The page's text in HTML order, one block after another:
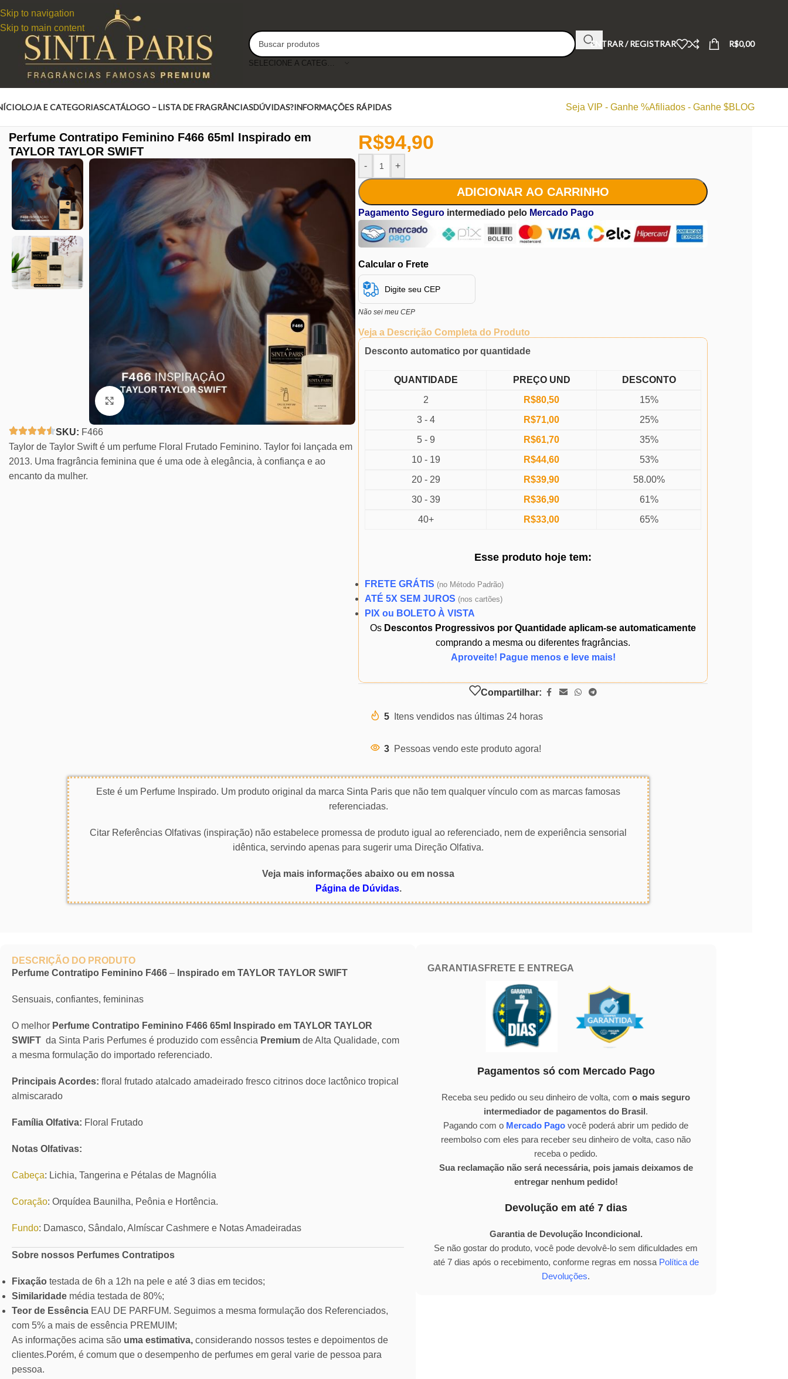
Skip to navigation
Skip to main content
SELECIONE A CATEGORIA
ENTRAR / REGISTRAR R$0,00
LOJA E CATEGORIASCATÁLOGO – LISTA DE FRAGRÂNCIASDÚVIDAS?INFORMAÇÕES RÁPIDAS Seja VIP - Ganhe %Afiliados - Ganhe $BLOG
Perfume Contratipo Feminino F466 65ml Inspirado em
TAYLOR TAYLOR SWIFT
Clique para ampliar
SKU: F466
Taylor de Taylor Swift é um perfume Floral Frutado Feminino. Taylor foi lançada em
2013. Uma fragrância feminina que é uma ode à elegância, à confiança e ao
encanto da mulher.
R$94,90
- +
ADICIONAR AO CARRINHO
Pagamento Seguro intermediado pelo Mercado Pago
Calcular o Frete
Não sei meu CEP
Veja a Descrição Completa do Produto
Desconto automatico por quantidade
QUANTIDADE PREÇO UND
DESCONTO
2
R$80,50
15%
3 - 4
R$71,00
25%
5 - 9
R$61,70
35%
10 - 19
R$44,60
53%
20 - 29
R$39,90
58.00%
30 - 39
R$36,90
61%
40+
R$33,00 65%
Esse produto hoje tem:
FRETE GRÁTIS (no Método Padrão)
ATÉ 5X SEM JUROS (nos cartões)
PIX ou BOLETO À VISTA
Os Descontos Progressivos por Quantidade aplicam-se automaticamente
comprando a mesma ou diferentes fragrâncias.
Aproveite! Pague menos e leve mais!
Compartilhar:
5 Itens vendidos nas últimas 24 horas
3 Pessoas vendo este produto agora!
Este é um Perfume Inspirado. Um produto original da marca Sinta Paris que não tem qualquer vínculo com as marcas famosas
referenciadas.
Citar Referências Olfativas (inspiração) não estabelece promessa de produto igual ao referenciado, nem de experiência sensorial
idêntica, servindo apenas para sugerir uma Direção Olfativa.
Veja mais informações abaixo ou em nossa
Página de Dúvidas.
DESCRIÇÃO DO PRODUTO
Perfume Contratipo Feminino F466 – Inspirado em TAYLOR TAYLOR SWIFT
Sensuais, confiantes, femininas
O melhor Perfume Contratipo Feminino F466 65ml Inspirado em TAYLOR TAYLOR
SWIFT da Sinta Paris Perfumes é produzido com essência Premium de Alta Qualidade, com
a mesma formulação do importado referenciado.
Principais Acordes: floral frutado atalcado amadeirado fresco citrinos doce lactônico tropical
almiscarado
Família Olfativa: Floral Frutado
Notas Olfativas:
Cabeça: Lichia, Tangerina e Pétalas de Magnólia
Coração: Orquídea Baunilha, Peônia e Hortência.
Fundo: Damasco, Sândalo, Almíscar Cashmere e Notas Amadeiradas
Sobre nossos Perfumes Contratipos
Fixação testada de 6h a 12h na pele e até 3 dias em tecidos;
Similaridade média testada de 80%;
Teor de Essência EAU DE PARFUM. Seguimos a mesma formulação dos Referenciados,
com 5% a mais de essência PREMUIM;
As informações acima são uma estimativa, considerando nossos testes e depoimentos de
clientes.Porém, é comum que o desempenho de perfumes em geral varie de pessoa para
pessoa.
GARANTIAS FRETE E ENTREGA
Pagamentos só com Mercado Pago
Receba seu pedido ou seu dinheiro de volta, como mais seguro
intermediador de pagamentos do Brasil.
Pagando com o Mercado Pago você poderá abrir um pedido de
reembolso com eles para receber seu dinheiro de volta, caso não
receba o pedido.
Sua reclamação não será necessária, pois jamais deixamos de
entregar nenhum pedido!
Devolução em até 7 dias
Garantia de Devolução Incondicional.
Se não gostar do produto, você pode devolvê-lo sem dificuldades em
até 7 dias após o recebimento, conforme regras em nossa Política de
Devoluções.